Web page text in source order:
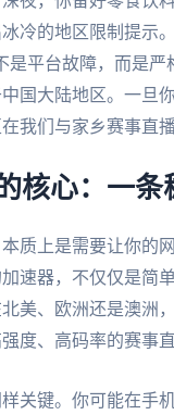
冷的地区限制提示
是平台故障，而是
国大陆地区。一旦
我们与家乡赛事直
核心：一条
质上是需要让你的
速器，不仅仅是简
美、欧洲还是澳洲
度、高码率的赛事
关键。你可能在手